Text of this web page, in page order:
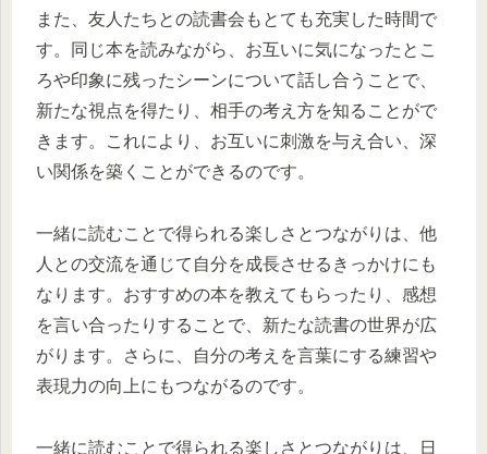
また、友人たちとの読書会もとても充実した時間で
す。同じ本を読みながら、お互いに気になったとこ
ろや印象に残ったシーンについて話し合うことで、
新たな視点を得たり、相手の考え方を知ることがで
きます。これにより、お互いに刺激を与え合い、深
い関係を築くことができるのです。
一緒に読むことで得られる楽しさとつながりは、他
人との交流を通じて自分を成長させるきっかけにも
なります。おすすめの本を教えてもらったり、感想
を言い合ったりすることで、新たな読書の世界が広
がります。さらに、自分の考えを言葉にする練習や
表現力の向上にもつながるのです。
一緒に読むことで得られる楽しさとつながりは、日